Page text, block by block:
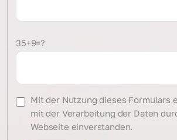
35+9=?
Mit der Nutzung dieses Formulars
mit der Verarbeitung der Daten
Webseite einverstanden.